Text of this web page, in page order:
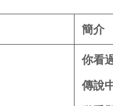
簡介
你看
傳說